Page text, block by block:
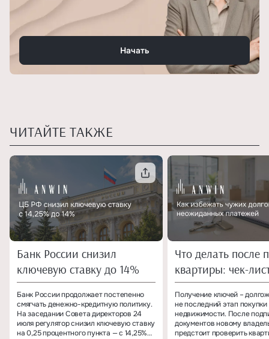
Начать
ЧИТАЙТЕ ТАКЖЕ
Банк России снизил
ключевую ставку до 14%
Банк России продолжает постепенно
смягчать денежно-кредитную политику.
На заседании Совета директоров 24
июля регулятор снизил ключевую ставку
на 0,25 процентного пункта — с 14,25%
Что делать после
квартиры: чек-
собственника
Получение ключей –
не последний этап покупки
недвижимости. После
документов новому
предстоит проверить